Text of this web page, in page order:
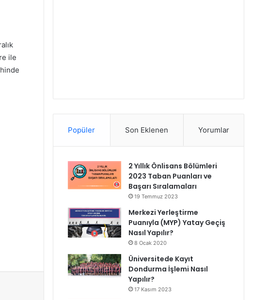
ile
Popüler Son Eklenen Yorumlar
2 Yıllık Önlisans Bölümleri
2023 Taban Puanları ve
Başarı Sıralamaları
19 Temmuz 2023
Merkezi Yerleştirme
Puanıyla (MYP) Yatay Geçiş
Nasıl Yapılır?
8 Ocak 2020
Üniversitede Kayıt
Dondurma İşlemi Nasıl
Yapılır?
17 Kasım 2023